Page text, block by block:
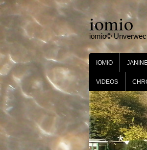
Skip
content
iomio
iomio©
IOMIO
VIDEOS